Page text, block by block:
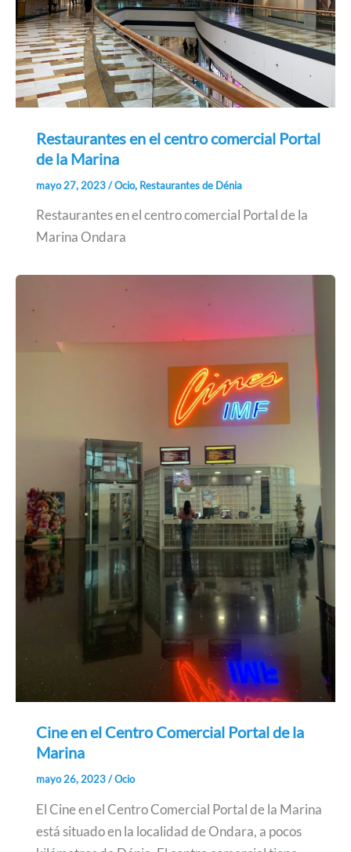
Restaurantes en el centro comercial Portal
de la Marina
mayo 27, 2023/Ocio, Restaurantes de Dénia
Restaurantes en el centro comercial Portal de la
Marina Ondara
Cine en el Centro Comercial Portal de la
Marina
mayo 26, 2023/Ocio
El Cine en el Centro Comercial Portal de la Marina
está situado en la localidad de Ondara, a pocos